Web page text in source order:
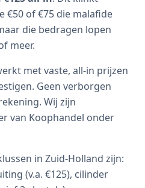
€50 of €75 die malafide
die bedragen lopen
meer.
met vaste, all-in prijzen
Geen verborgen
Wij zijn
van Koophandel onder
in Zuid-Holland zijn:
(v.a. €125), cilinder